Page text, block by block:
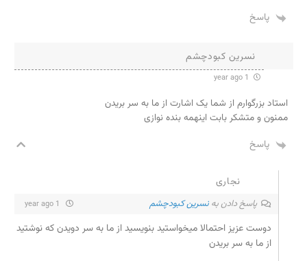
پاسخ
نسرین کبودچشم
استاد بزرگوارم از شما یک اشارت از ما به سر بریدن
ممنون و متشکر بابت اینهمه بنده نوازی
پاسخ
نجاری
پاسخ دادن به نسرین کبودچشم
دوست عزیز احتمالا میخواستید بنویسید از ما به سر دویدن که نوشتید
از ما به سر بریدن